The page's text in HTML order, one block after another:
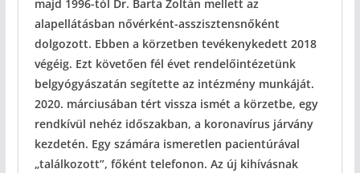
majd 1996-tól Dr. Barta Zoltán mellett az
alapellátásban nővérként-asszisztensnőként
dolgozott. Ebben a körzetben tevékenykedett 2018
végéig. Ezt követően fél évet rendelőintézetünk
belgyógyászatán segítette az intézmény munkáját.
2020. márciusában tért vissza ismét a körzetbe, egy
rendkívül nehéz időszakban, a koronavírus járvány
kezdetén. Egy számára ismeretlen pacientúrával
„találkozott”, főként telefonon. Az új kihívásnak